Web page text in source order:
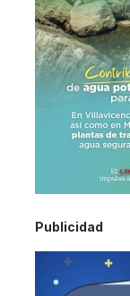
Publicidad